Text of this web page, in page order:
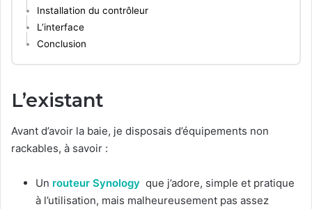
Installation du contrôleur
L’interface
Conclusion
L’existant
Avant d’avoir la baie, je disposais d’équipements non
rackables, à savoir :
Un routeur Synology que j’adore, simple et pratique
à l’utilisation, mais malheureusement pas assez